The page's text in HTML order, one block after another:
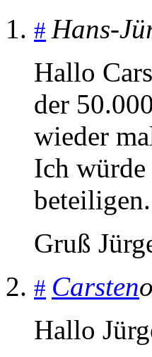
# Hans-
Hallo
der
wieder
Ich
beteiligen.
Gruß
# Carsten
Hallo